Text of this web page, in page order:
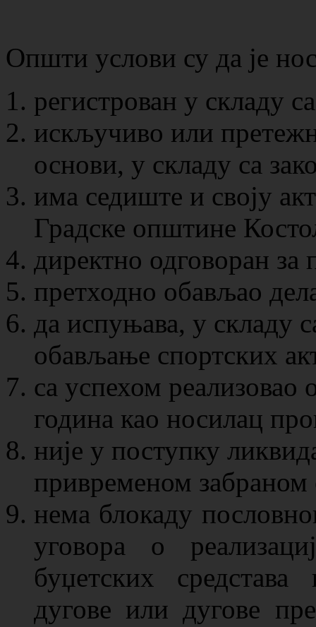
Општи услови су да је
регистрован у складу
искључиво или
основи, у складу са
има седиште и своју
Градске општине
директно одговоран
претходно обављао
да испуњава, у складу
обављање спортских
са успехом
година као носилац
није у поступку
привременом
нема блокаду
уговора о
буџетских
дугове или дугове